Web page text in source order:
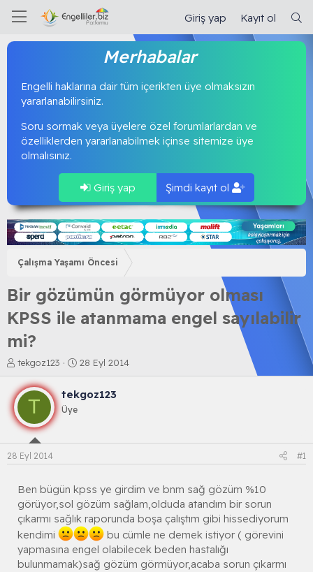
Giriş yap Kayıt ol
Merhabalar
Engelli haklarına dair tüm içerikten üye olmaksızın
yararlanabilirsiniz.
Soru sormak veya üyelere özel forumlarlardan ve
özelliklerden yararlanabilmek içinse sitemize üye
olmalısınız.
Giriş yap Şimdi kayıt ol
Çalışma Yaşamı Öncesi
Bir gözümün görmüyor olması
KPSS ile atanmama engel sayılabilir
mi?
K
o
n
b
u
y
a
a
t
a
n
tekgoz123
B
a
l
ç
a
r
i
h
i
28 Eyl 2014
T
tekgoz123
Üye
28 Eyl 2014 #1
Ben bügün kpss ye girdim ve bnm sağ gözüm %10
görüyor,sol gözüm sağlam,olduda atandım bir sorun
çıkarmı sağlık raporunda boşa çalıştım gibi hissediyorum
kendimi
bu cümle ne demek istiyor ( görevini
yapmasına engel olabilecek beden hastalığı
bulunmamak)sağ gözüm görmüyor,acaba sorun çıkarmı